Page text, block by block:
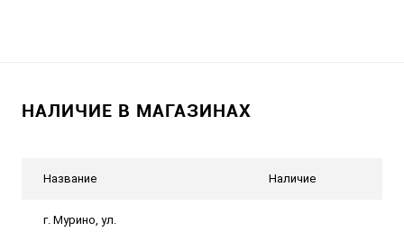
НАЛИЧИЕ В МАГАЗИНАХ
Название Наличие
г. Мурино, ул.